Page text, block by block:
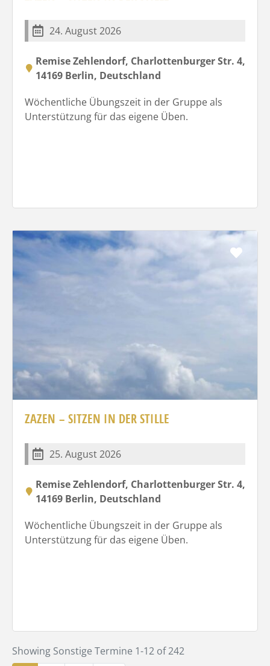
24. August 2026
Remise Zehlendorf, Charlottenburger Str. 4,
14169 Berlin, Deutschland
Wöchentliche Übungszeit in der Gruppe als
Unterstützung für das eigene Üben.
ZAZEN – SITZEN IN DER STILLE
25. August 2026
Remise Zehlendorf, Charlottenburger Str. 4,
14169 Berlin, Deutschland
Wöchentliche Übungszeit in der Gruppe als
Unterstützung für das eigene Üben.
Showing Sonstige Termine 1-12 of 242